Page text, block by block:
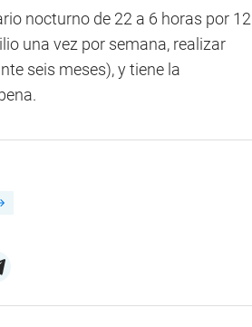
nocturno de 22 a 6 horas por 12
una vez por semana, realizar
seis meses), y tiene la